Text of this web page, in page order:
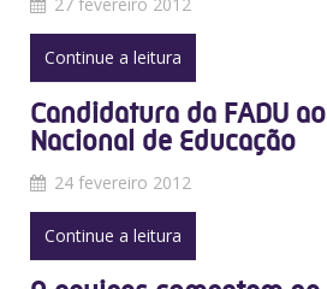
Continue a leitura
Candidatura da FADU
Nacional de Educação
24 fevereiro 2012
Continue a leitura